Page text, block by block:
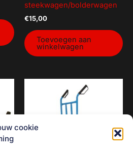
cookie
steekwagen/bolderwagen
€15,00
Toevoegen aan
winkelwagen